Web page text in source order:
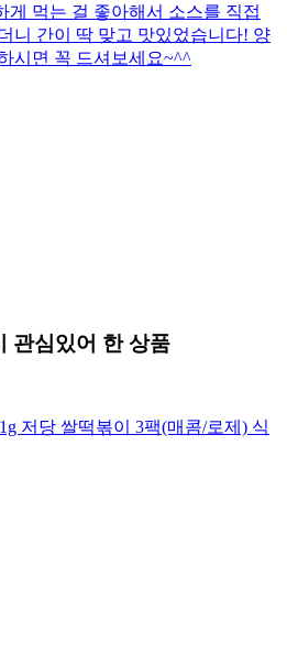
게 먹는 걸 좋아해서 소스를 직접
니 간이 딱 맞고 맛있었습니다! 양
시면 꼭 드셔보세요~^^
관심있어 한 상품
저당 쌀떡볶이 3팩(매콤/로제) 식